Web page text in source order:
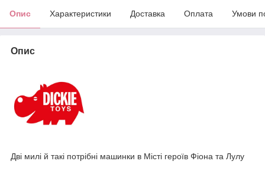
Опис Характеристики Доставка Оплата Умови
Опис
Дві милі й такі потрібні машинки в Місті героїв Фіона та Лулу